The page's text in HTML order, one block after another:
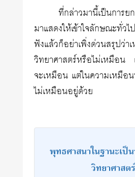
ที่กล่าวมานี้เป็นการย
มาแสดงให้เข้าใจลักษณะทั่ว
ฟังแล้วก็อย่าเพิ่งด่วนสรุปว่า
วิทยาศาสตร์หรือไม่เหมือน
จะเหมือน แต่ในความเหมือ
ไม่เหมือนอยู่ด้วย
พุทธศาสนาในฐานะเป็
วิทยาศาสต